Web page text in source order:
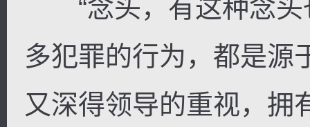
“念头，有这种念头
多犯罪的行为，都是源
又深得领导的重视，拥